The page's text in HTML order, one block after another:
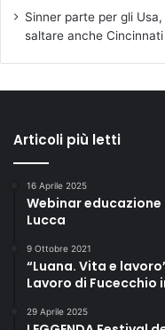
Sinner parte per gli
saltare anche Cincinnati
Articoli più letti
16 Aprile 2025
Webinar
Lucca
9 Ottobre 2021
“Luana. Vita e
Lavoro di Fucecchio
29 Aprile 2025